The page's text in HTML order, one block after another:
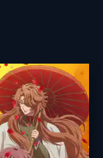
藤綾
澤百花
橋美憂
大宮一仁